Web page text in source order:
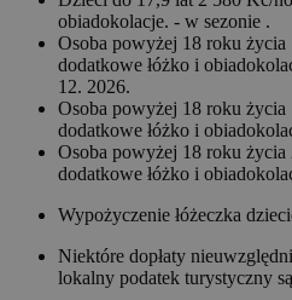
obiadokolacje. - w sezonie .
Osoba powyżej 18 roku
dodatkowe łóżko i
12. 2026.
Osoba powyżej 18 roku
dodatkowe łóżko i
Osoba powyżej 18 roku
dodatkowe łóżko i
Wypożyczenie łóżeczka
Niektóre dopłaty
lokalny podatek turystyczny